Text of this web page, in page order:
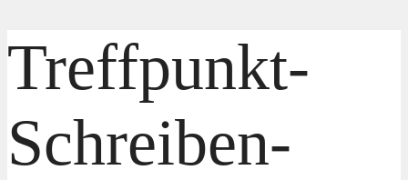
Treffpunkt-
Schreiben-